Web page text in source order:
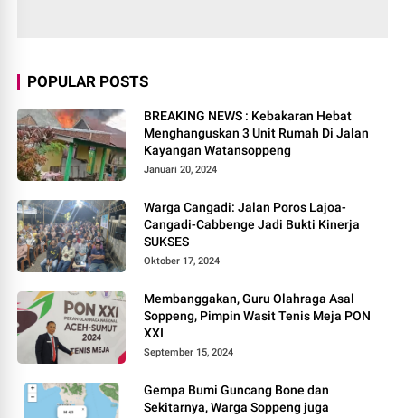
POPULAR POSTS
BREAKING NEWS : Kebakaran Hebat
Menghanguskan 3 Unit Rumah Di Jalan
Kayangan Watansoppeng
Januari 20, 2024
Warga Cangadi: Jalan Poros Lajoa-
Cangadi-Cabbenge Jadi Bukti Kinerja
SUKSES
Oktober 17, 2024
Membanggakan, Guru Olahraga Asal
Soppeng, Pimpin Wasit Tenis Meja PON
XXI
September 15, 2024
Gempa Bumi Guncang Bone dan
Sekitarnya, Warga Soppeng juga